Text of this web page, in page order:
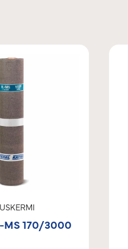
MS 170/3000